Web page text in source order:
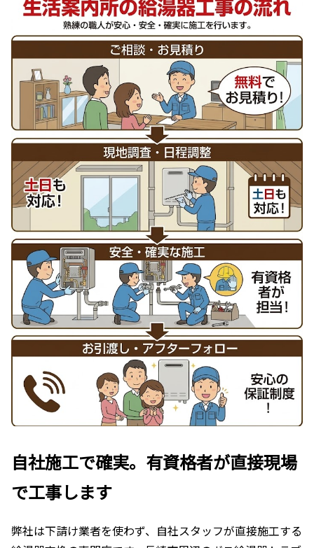
自社施工で確実。有資格者が直接現場
で工事します
弊社は下請け業者を使わず、自社スタッフが直接施工する